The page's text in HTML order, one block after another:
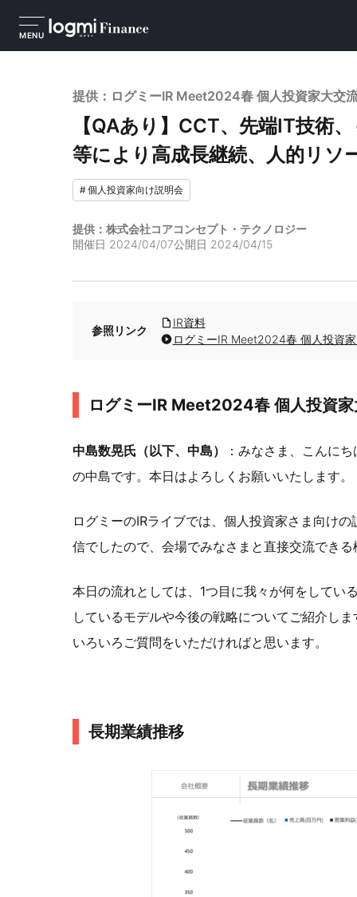
MENU
提供：ログミーIR Meet2024春 個人投資家大交
【QAあり】CCT、先端IT技術
等により高成長継続、人的リソ
#個人投資家向け説明会
提供：株式会社コアコンセプト・テクノロジー
開催日 2024/04/07公開日 2024/04/15
参照リンク
IR資料
ログミーIR Meet2024春 個人投資
ログミーIR Meet2024春 個人投資家
中島数晃氏（以下、中島）
：みなさま、こんに
の中島です。本日はよろしくお願いいたします。
ログミーのIRライブでは、個人投資家さま向け
信でしたので、会場でみなさまと直接交流でき
本日の流れとしては、1つ目に我々が何をしてい
しているモデルや今後の戦略についてご紹介し
いろいろご質問をいただければと思います。
長期業績推移